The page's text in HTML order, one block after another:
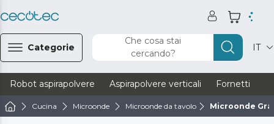
Categorie
Che cosa stai
cercando?
IT
Robot aspirapolvere Aspirapolvere verticali Fornetti
Cucina Microonde Microonde da tavolo Microonde